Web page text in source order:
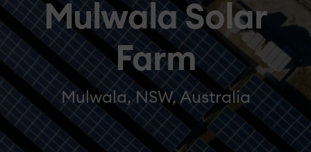
Mulwala Solar
Farm
Mulwala, NSW, Australia